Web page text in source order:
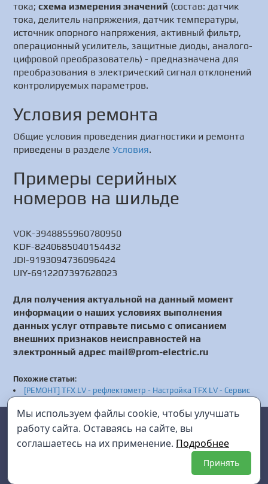
тока;схема измерения значений (состав: датчик
тока, делитель напряжения, датчик температуры,
источник опорного напряжения, активный фильтр,
операционный усилитель, защитные диоды, аналого-
цифровой преобразователь) - предназначена для
преобразования в электрический сигнал отклонений
контролируемых параметров.
Условия ремонта
Общие условия проведения диагностики и ремонта
приведены в разделеУсловия.
Примеры серийных
номеров на шильде
VOK-3948855960780950
KDF-8240685040154432
JDI-9193094736096424
UIY-6912207397628023
Для получения актуальной на данный момент
информации о наших условиях выполнения
данных услуг отправьте письмо с описанием
внешних признаков неисправностей на
электронный адрес mail@prom-electric.ru
Похожие статьи:
[РЕМОНТ] TFX LV - рефлектометр - Настройка TFX LV - Сервис
[РЕМОНТ] РТ-2048-12 - комплект для испытаний
автоматических выключателей (до 12 кА) - Настройка РТ-2048-
12 - Сервис РТ-2048-12
Prom Electric г. Санкт-Петербург
mail@prom-electric.ru +7 (812) 952-38-45
Мы используем файлы cookie, чтобы улучшать
работу сайта. Оставаясь на сайте, вы
соглашаетесь на их применение. Подробнее
Принять